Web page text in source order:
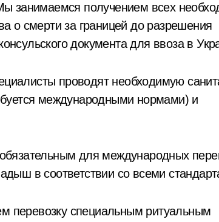
занимаемся получением всех
о смерти за границей до разрешения
документа для ввоза в
проводят необходимую
международными нормами) и
для международных
в соответствии со всеми
перевозку специальным ритуальным